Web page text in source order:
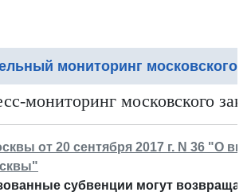
мониторинг московского
мониторинг московского
от 20 сентября 2017 г. N 36 "О
субвенции могут